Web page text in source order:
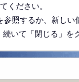
ください。
照するか、新しい
続いて「閉じる」を